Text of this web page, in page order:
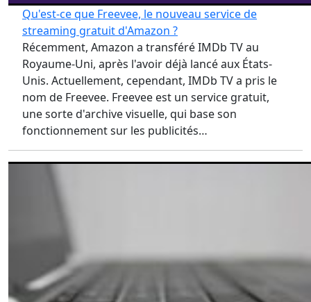
Qu'est-ce que Freevee, le nouveau service de
streaming gratuit d'Amazon ?
Récemment, Amazon a transféré IMDb TV au
Royaume-Uni, après l'avoir déjà lancé aux États-
Unis. Actuellement, cependant, IMDb TV a pris le
nom de Freevee. Freevee est un service gratuit,
une sorte d'archive visuelle, qui base son
fonctionnement sur les publicités…